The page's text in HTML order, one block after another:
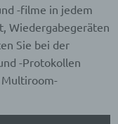
-filme in jedem
Wiedergabegeräten
Sie bei der
-Protokollen
Multiroom-
oder
Daten in